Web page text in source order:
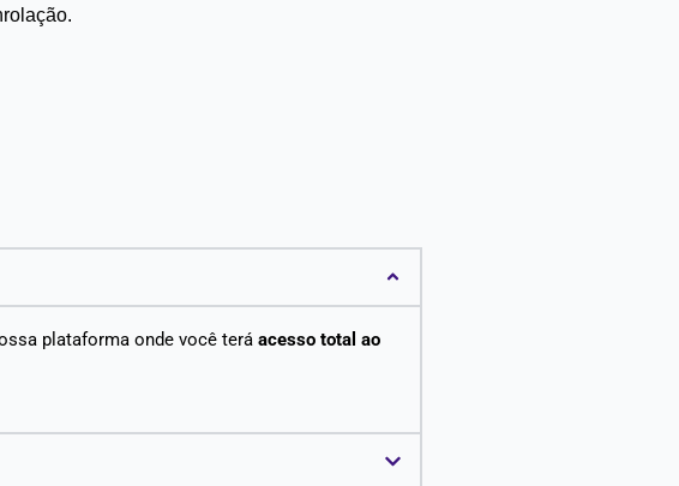
plataforma onde você terá acesso total ao